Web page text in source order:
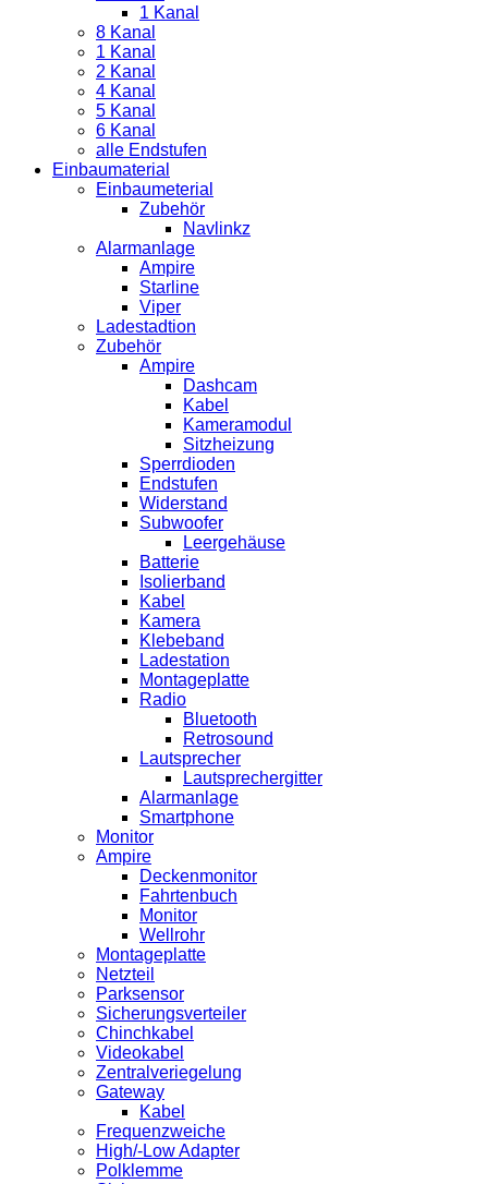
1 Kanal
8 Kanal
1 Kanal
2 Kanal
4 Kanal
5 Kanal
6 Kanal
alle Endstufen
Einbaumaterial
Einbaumeterial
Zubehör
Navlinkz
Alarmanlage
Ampire
Starline
Viper
Ladestadtion
Zubehör
Ampire
Dashcam
Kabel
Kameramodul
Sitzheizung
Sperrdioden
Endstufen
Widerstand
Subwoofer
Leergehäuse
Batterie
Isolierband
Kabel
Kamera
Klebeband
Ladestation
Montageplatte
Radio
Bluetooth
Retrosound
Lautsprecher
Lautsprechergitter
Alarmanlage
Smartphone
Monitor
Ampire
Deckenmonitor
Fahrtenbuch
Monitor
Wellrohr
Montageplatte
Netzteil
Parksensor
Sicherungsverteiler
Chinchkabel
Videokabel
Zentralveriegelung
Gateway
Kabel
Frequenzweiche
High/-Low Adapter
Polklemme